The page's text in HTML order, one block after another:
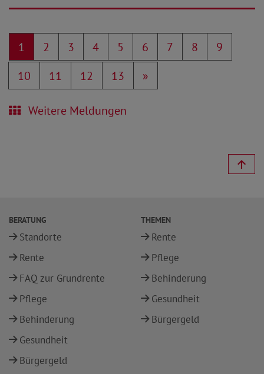
1 2 3 4 5 6 7 8
9
10
11 12 13 »
Weitere Meldungen
BERATUNG
Standorte
Rente
FAQ zur Grundrente
Pflege
Behinderung
Gesundheit
Bürgergeld
THEMEN
Rente
Pflege
Behinderung
Gesundheit
Bürgergeld